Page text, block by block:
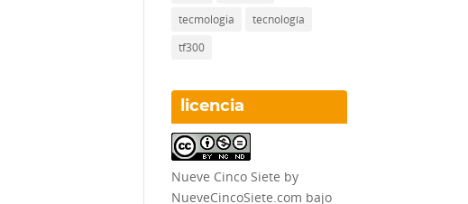
tecmologia
tecnología
tf300
licencia
Nueve Cinco Siete by
NueveCincoSiete.com bajo